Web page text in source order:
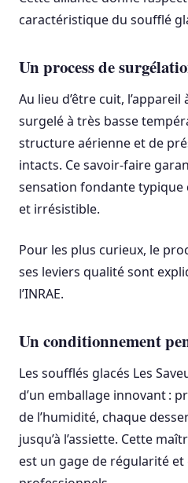
caractéristique du soufflé
Un process de
Au lieu d’être cuit,
surgelé à très basse
structure aérienne et de
intacts. Ce savoir-faire
sensation fondante typique
et irrésistible.
Pour les plus curieux, le
ses leviers qualité sont
l’INRAE.
Un conditionnement
Les soufflés glacés Les
d’un emballage innovant :
de l’humidité, chaque
jusqu’à l’assiette. Cette
est un gage de régularité